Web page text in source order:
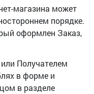
магазина может
порядке.
оформлен Заказ,
Получателем
в форме и
в разделе